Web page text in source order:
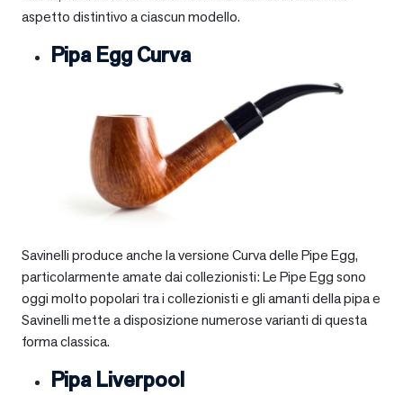
aspetto distintivo a ciascun modello.
Pipa Egg Curva
Savinelli produce anche la versione Curva delle Pipe Egg,
particolarmente amate dai collezionisti: Le Pipe Egg sono
oggi molto popolari tra i collezionisti e gli amanti della pipa e
Savinelli mette a disposizione numerose varianti di questa
forma classica.
Pipa Liverpool